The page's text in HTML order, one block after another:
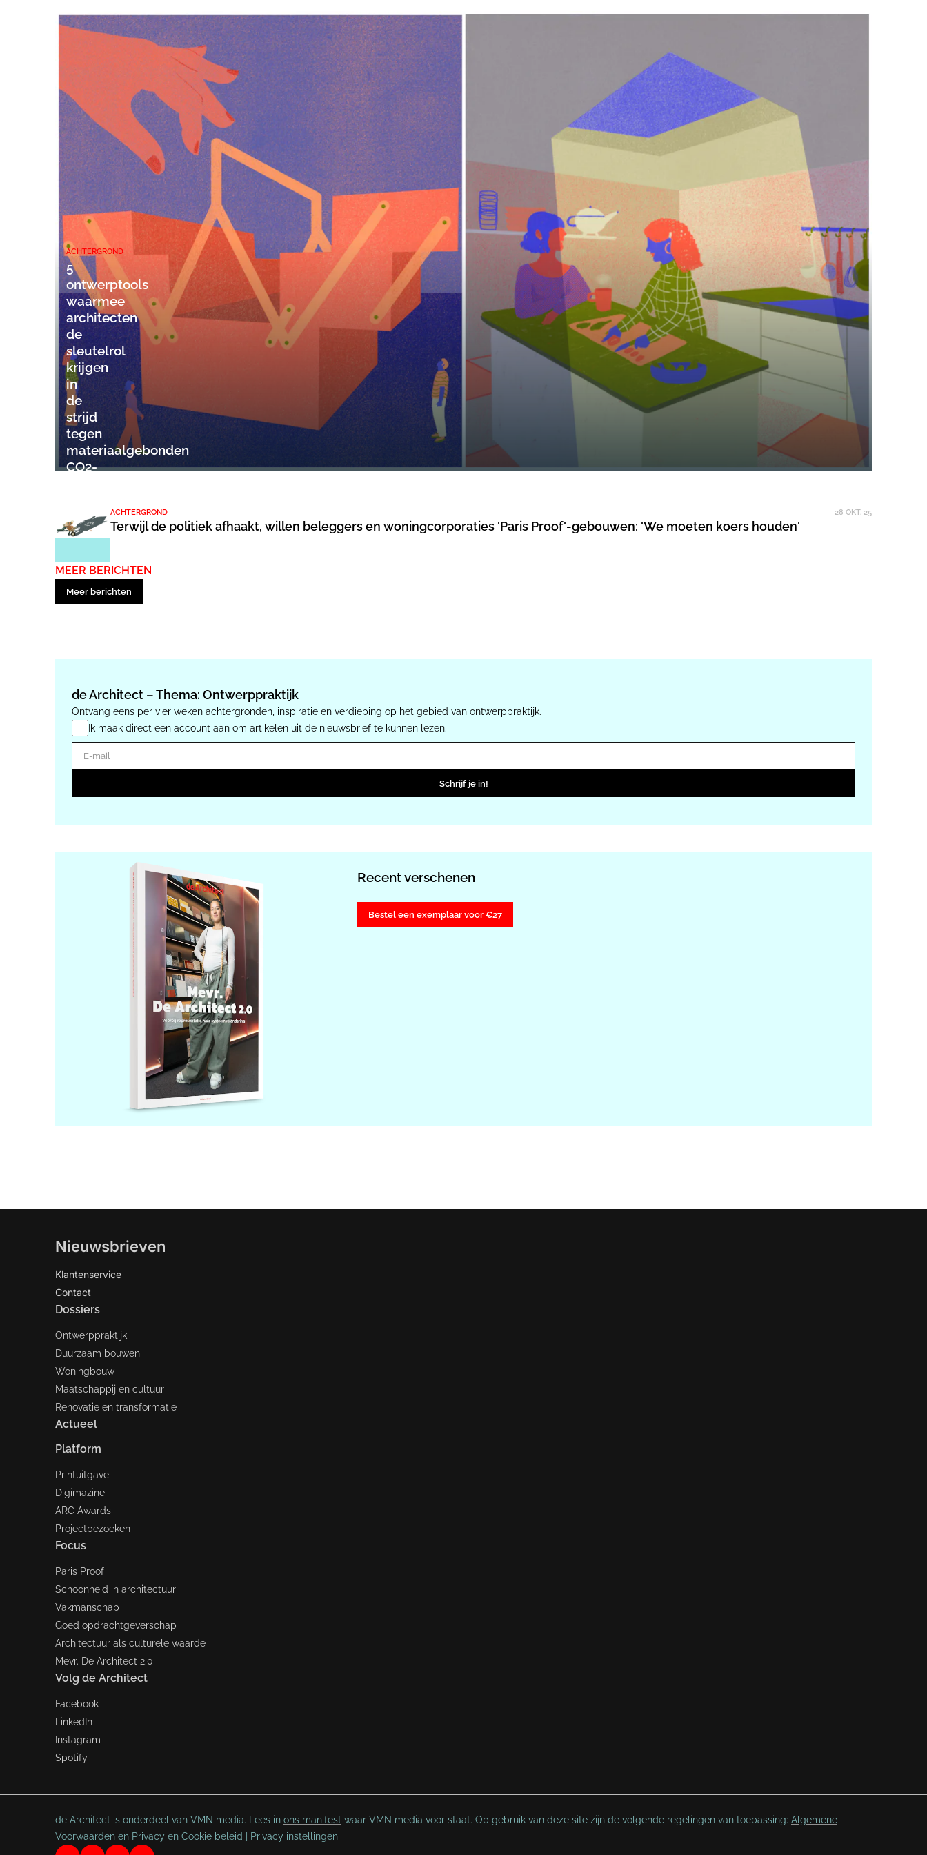
ACHTERGROND
5
ontwerptools
waarmee
architecten
de
sleutelrol
krijgen
in
de
strijd
tegen
materiaalgebonden
CO2-
ACHTERGROND 28 OKT. 25
Terwijl de politiek afhaakt, willen beleggers en woningcorporaties 'Paris Proof'-gebouwen: 'We moeten koers houden'
MEER BERICHTEN
Meer berichten
de Architect – Thema: Ontwerppraktijk
Ontvang eens per vier weken achtergronden, inspiratie en verdieping op het gebied van ontwerppraktijk.
Ik maak direct een account aan om artikelen uit de nieuwsbrief te kunnen lezen.
E-mail
Schrijf je in!
Recent verschenen
Bestel een exemplaar voor €27
Nieuwsbrieven
Klantenservice
Contact
Dossiers
Ontwerppraktijk
Duurzaam bouwen
Woningbouw
Maatschappij en cultuur
Renovatie en transformatie
Actueel
Platform
Printuitgave
Digimazine
ARC Awards
Projectbezoeken
Focus
Paris Proof
Schoonheid in architectuur
Vakmanschap
Goed opdrachtgeverschap
Architectuur als culturele waarde
Mevr. De Architect 2.0
Volg de Architect
Facebook
LinkedIn
Instagram
Spotify
de Architect is onderdeel van VMN media. Lees in ons manifest waar VMN media voor staat. Op gebruik van deze site zijn de volgende regelingen van toepassing: Algemene
Voorwaarden en Privacy en Cookie beleid Privacy instellingen